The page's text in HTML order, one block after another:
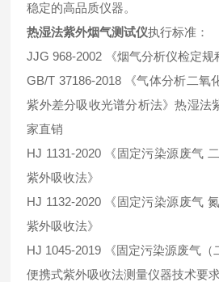
稳定的高品质仪器。
热湿法紫外烟气测试仪执行标准：
JJG 968-2002 《烟气分析仪检定规
GB/T 37186-2018 《气体分析二氧
紫外差分吸收光谱分析法》热湿法
家直销
HJ 1131-2020 《固定污染源废气
紫外吸收法》
HJ 1132-2020 《固定污染源废气
紫外吸收法》
HJ 1045-2019 《固定污染源废气（
便携式紫外吸收法测量仪器技术要